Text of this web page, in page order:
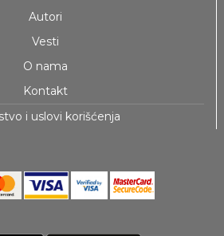
Autori
Vesti
O nama
Kontakt
i uslovi korišćenja